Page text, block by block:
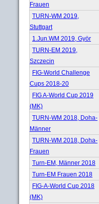
Frauen
TURN-WM 2019,
Stuttgart
1.Jun.WM 2019, Györ
TURN-EM 2019,
Szczecin
FIG-World Challenge
Cups 2018-20
FIG A-World Cup 2019
(MK)
TURN-WM 2018, Doha-
Männer
TURN-WM 2018, Doha-
Frauen
Turn-EM, Männer 2018
Turn-EM Frauen 2018
FIG-A-World Cup 2018
(MK)